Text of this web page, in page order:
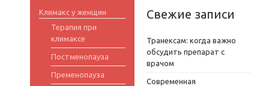
Климакс у женщин
Терапия при
климаксе
Постменопауза
Пременопауза
Свежие записи
Транексам: когда важно
обсудить препарат с
врачом
Современная